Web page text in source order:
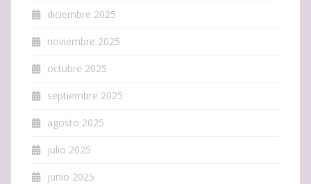
diciembre 2025
noviembre 2025
octubre 2025
septiembre 2025
agosto 2025
julio 2025
junio 2025